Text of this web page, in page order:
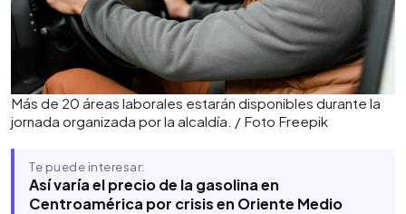
Más de 20 áreas laborales estarán disponibles durante la
jornada organizada por la alcaldía. / Foto Freepik
Te puede interesar:
Así varía el precio de la gasolina en
Centroamérica por crisis en Oriente Medio